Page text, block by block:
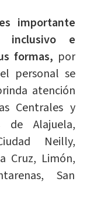
es importante
inclusivo e
formas, por
personal se
atención
Centrales y
de Alajuela,
Neilly,
Cruz, Limón,
San